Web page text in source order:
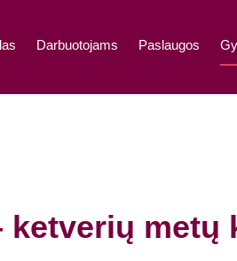
Darbuotojams Paslaugos
ketverių metų